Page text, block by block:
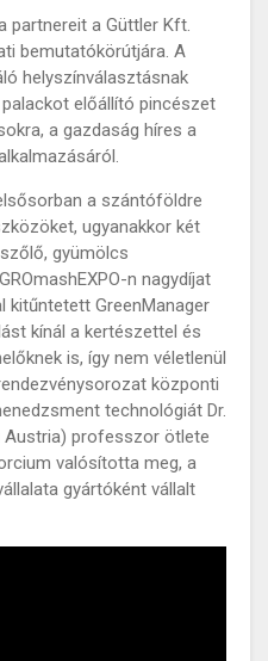
partnereit a Güttler Kft.
bemutatókörútjára. A
helyszínválasztásnak
előállító pincészet
a gazdaság híres a
a szántóföldre
ugyanakkor két
gyümölcs
n nagydíjat
kitűntetett GreenManager
kínál a kertészettel és
is, így nem véletlenül
központi
technológiát Dr.
Austria) professzor ötlete
valósította meg, a
gyártóként vállalt